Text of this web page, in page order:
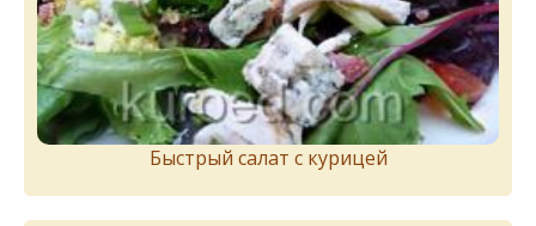
Быстрый салат с курицей